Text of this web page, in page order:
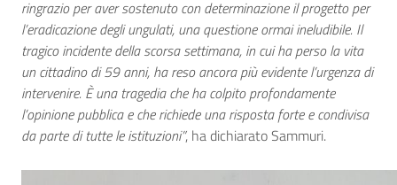
ringrazio per aver sostenuto con determinazione il progetto per
l’eradicazione degli ungulati, una questione ormai ineludibile. Il
tragico incidente della scorsa settimana, in cui ha perso la vita
un cittadino di 59 anni, ha reso ancora più evidente l’urgenza di
intervenire. È una tragedia che ha colpito profondamente
l’opinione pubblica e che richiede una risposta forte e condivisa
da parte di tutte le istituzioni”, ha dichiarato Sammuri.